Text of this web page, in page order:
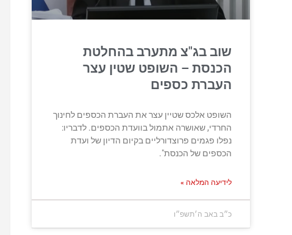
שוב בג"צ מתערב בהחלטת
הכנסת – השופט שטין עצר
העברת כספים
השופט אלכס שטיין עצר את העברת הכספים לחינוך
החרדי, שאושרה אתמול בוועדת הכספים. לדבריו:
נפלו פגמים פרוצדורליים בקיום הדיון של ועדת
הכספים של הכנסת".
לידיעה המלאה »
כ״ב באב ה׳תשפ״ו